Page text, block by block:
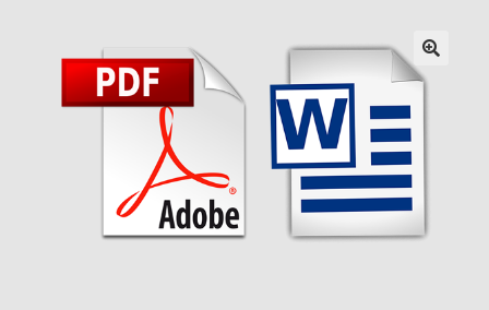
Cookie-Richtlinie (EU)
Gotteslob alt / neu